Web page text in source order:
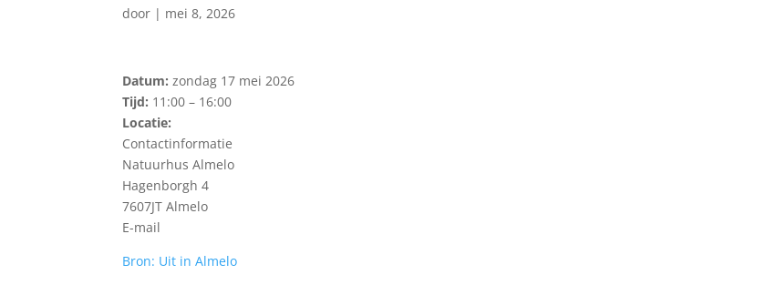
door | mei 8, 2026
Datum: zondag 17 mei 2026
Tijd: 11:00 – 16:00
Locatie:
Contactinformatie
Natuurhus Almelo
Hagenborgh 4
7607JT Almelo
E-mail
Bron: Uit in Almelo